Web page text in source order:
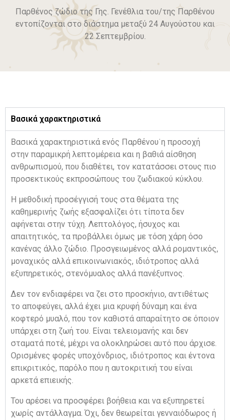
Παρθένος ζώδιο της Γης. Γενέθλια του/της Παρθένου
εντοπίζονται στο διάστημα μεταξύ 24 Αυγούστου και
22 Σεπτεμβρίου.
Βασικά χαρακτηριστικά
Βασικά χαρακτηριστικά ενός Παρθένου˙η προσοχή
στην παραμικρή λεπτομέρεια και η βαθιά αίσθηση
ανθρωπισμού, που διαθέτει, τον κατατάσσει στους πιο
προσεκτικούς εκπροσώπους του ζωδιακού κύκλου.
Η μεθοδική προσέγγισή τους στα θέματα της
καθημερινής ζωής εξασφαλίζει ότι τίποτα δεν
αφήνεται στην τύχη. Λεπτολόγος, ήσυχος και
απαιτητικός, τα προβάλλει όμως με τόση χάρη όσο
κανένας άλλο ζώδιο. Προσγειωμένος αλλά ρομαντικός,
μοναχικός αλλά επικοινωνιακός, ιδιότροπος αλλά
εξυπηρετικός, στενόμυαλος αλλά πανέξυπνος.
Δεν τον ενδιαφέρει να ζει στο προσκήνιο, αντιθέτως
το αποφεύγει, αλλά έχει μια κρυφή δύναμη και ένα
κοφτερό μυαλό, που τον καθιστά απαραίτητο σε όποιον
υπάρχει στη ζωή του. Είναι τελειομανής και δεν
σταματά ποτέ, μέχρι να ολοκληρώσει αυτό που άρχισε.
Ορισμένες φορές υποχόνδριος, ιδιότροπος και έντονα
επικριτικός, παρόλο που η αυτοκριτική του είναι
αρκετά επιεικής.
Του αρέσει να προσφέρει βοήθεια και να εξυπηρετεί
χωρίς αντάλλαγμα. Όχι, δεν θεωρείται γενναιόδωρος ή